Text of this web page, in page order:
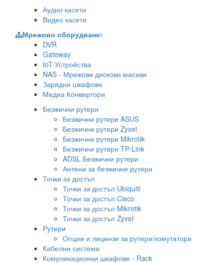
Аудио касети
Видео касети
Мрежово оборудване
DVR
Gateway
IoT Устройства
NAS - Мрежови дискови масиви
Зарядни шкафове
Медиа Конвертори
Безжични рутери
Безжични рутери ASUS
Безжични рутери Zyxel
Безжични рутери Mikrotik
Безжични рутери TP-Link
ADSL Безжични рутери
Антени за безжични рутери
Точки за достъп
Точки за достъп Ubiquiti
Точки за достъп Cisco
Точки за достъп Mikrotik
Точки за достъп Zyxel
Рутери
Опции и лицензи за рутери/комутатори
Кабелни системи
Комуникационни шкафове - Rack